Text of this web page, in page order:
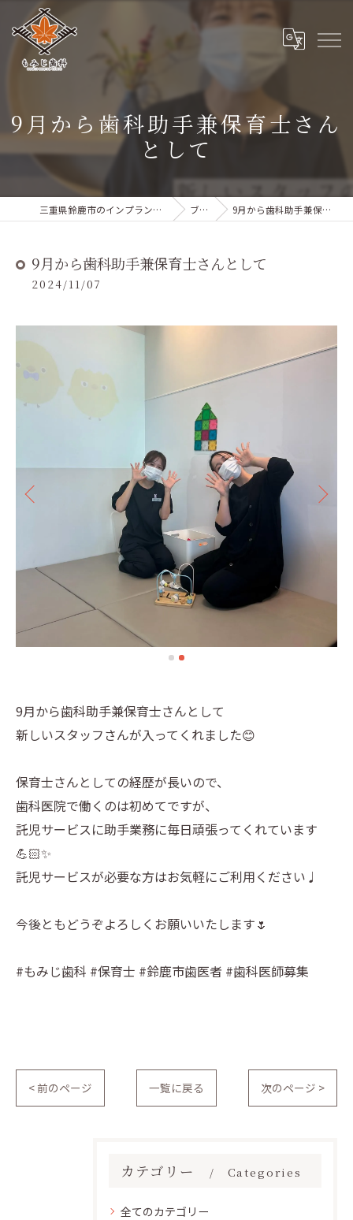
9月から歯科助手兼保育士さん
として
三重県鈴鹿市のインプラントならもみじ歯科 ブログ 9月から歯科助手兼保育士さんとして
9月から歯科助手兼保育士さんとして
2024/11/07
9月から歯科助手兼保育士さんとして
新しいスタッフさんが入ってくれました😊
保育士さんとしての経歴が長いので、
歯科医院で働くのは初めてですが、
託児サービスに助手業務に毎日頑張ってくれています
💪🏻✨
託児サービスが必要な方はお気軽にご利用ください♩
今後ともどうぞよろしくお願いいたします🌷
#もみじ歯科 #保育士 #鈴鹿市歯医者 #歯科医師募集
< 前のページ 一覧に戻る 次のページ >
カテゴリー Categories
全てのカテゴリー